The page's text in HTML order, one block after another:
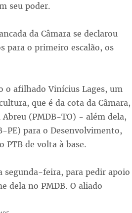
seu poder.
da Câmara se declarou
para o primeiro escalão, os
o afilhado Vinícius Lages, um
que é da cota da Câmara,
(PMDB-TO) - além dela,
PE) para o Desenvolvimento,
de volta à base.
segunda-feira, para pedir apoio
dela no PMDB. O aliado